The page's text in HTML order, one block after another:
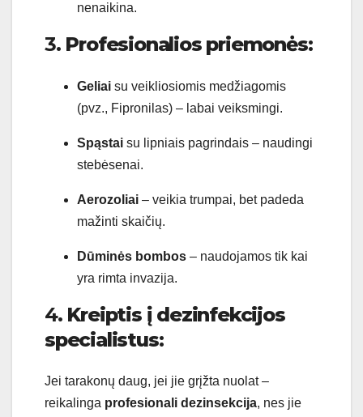
nenaikina.
3. Profesionalios priemonės:
Geliai su veikliosiomis medžiagomis
(pvz., Fipronilas) – labai veiksmingi.
Spąstai su lipniais pagrindais – naudingi
stebėsenai.
Aerozoliai – veikia trumpai, bet padeda
mažinti skaičių.
Dūminės bombos – naudojamos tik kai
yra rimta invazija.
4. Kreiptis į dezinfekcijos
specialistus:
Jei tarakonų daug, jei jie grįžta nuolat –
reikalinga profesionali dezinsekcija, nes jie